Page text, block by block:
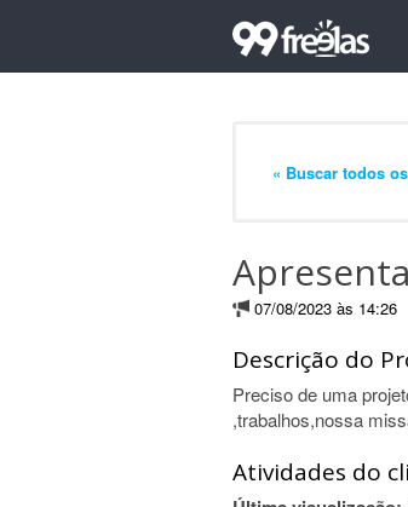
« Buscar todos
07/08/2023 às 14:26
Descrição do
Preciso de uma
,trabalhos,nossa
Atividades do